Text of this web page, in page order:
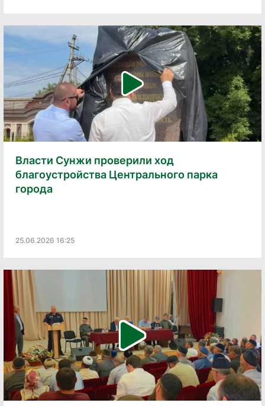
Власти Сунжи проверили ход
благоустройства Центрального парка
города
25.06.2026 16:25